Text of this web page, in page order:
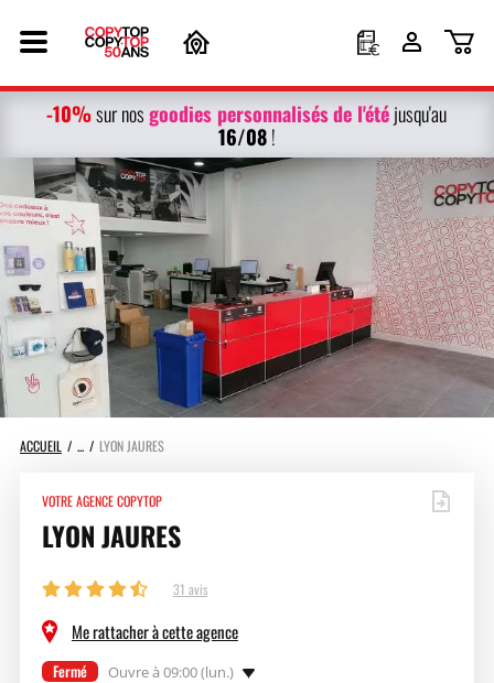
-10%sur nosgoodies personnalisésde l'étéjusqu'au
16/08!
ACCUEIL LYON JAURES
VOTRE AGENCE COPYTOP
LYON JAURES
31 avis
Me rattacher à cette agence
Fermé Ouvre à 09:00 (lun.)